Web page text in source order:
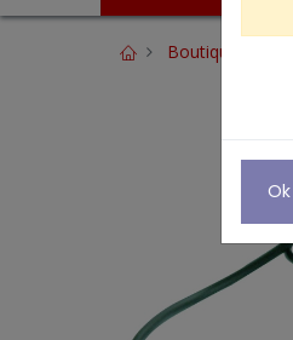
Boutique
Ok